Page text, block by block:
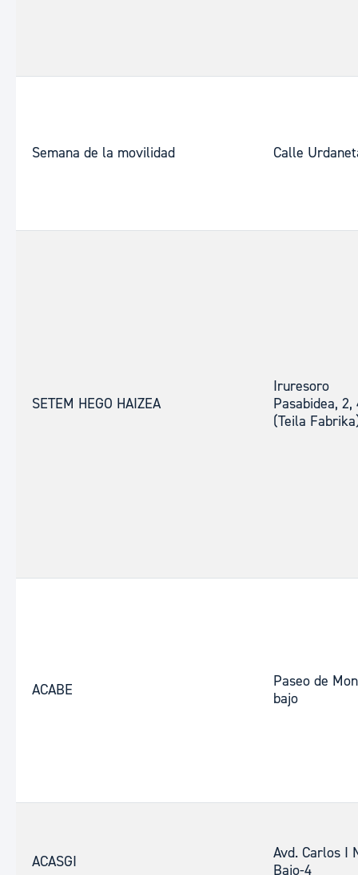
Semana de la movilidad Calle
SETEM HEGO HAIZEA
Iruresoro
Pasabidea, 2,
(Teila
ACABE
Paseo de
bajo
ACASGI
Avd. Carlos I
Bajo-4